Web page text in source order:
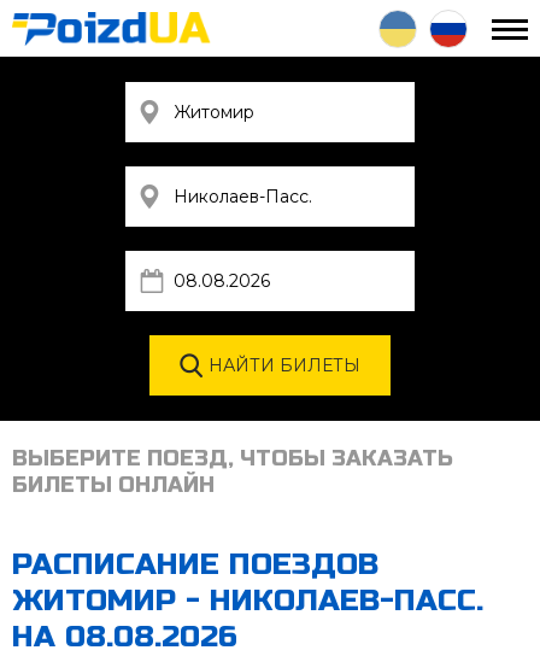
ВЫБЕРИТЕ ПОЕЗД, ЧТОБЫ ЗАКАЗАТЬ
БИЛЕТЫ ОНЛАЙН
РАСПИСАНИЕ ПОЕЗДОВ
ЖИТОМИР - НИКОЛАЕВ-ПАСС.
НА 08.08.2026